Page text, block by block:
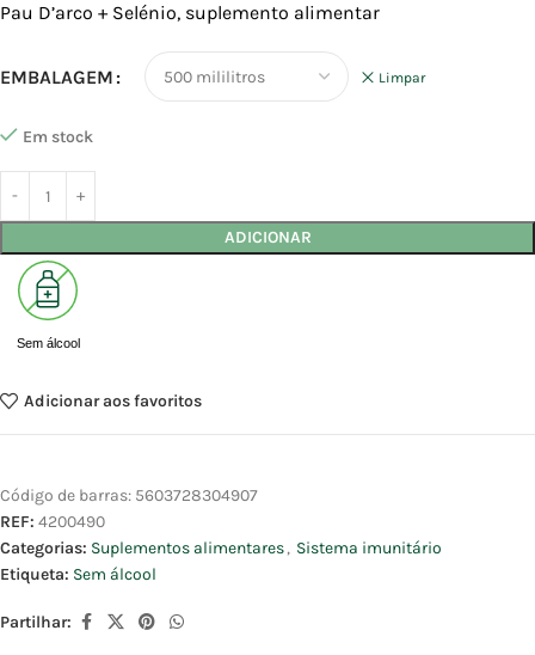
Pau D’arco + Selénio, suplemento alimentar
EMBALAGEM Limpar
Em stock
ADICIONAR
Sem álcool
Adicionar aos favoritos
Código de barras: 5603728304907
REF: 4200490
Categorias: Suplementos alimentares, Sistema imunitário
Etiqueta: Sem álcool
Partilhar: